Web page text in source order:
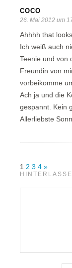
COCO
26. Mai 2012 um
Ahhhh that
Ich weiß auch
Teenie und von
Freundin von
vorbeikomme
Ach ja und die
gespannt. Kein
Allerliebste
1 2 3 4 »